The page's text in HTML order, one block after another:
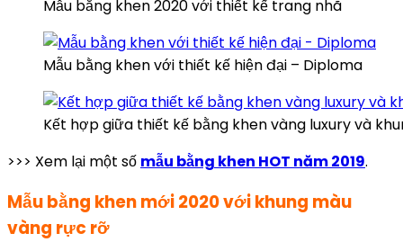
Mẫu bằng khen 2020 với thiết kế trang nhã
Mẫu bằng khen với thiết kế hiện đại – Diploma
Kết hợp giữa thiết kế bằng khen vàng luxury và
>>> Xem lại một số mẫu bằng khen HOT năm 2019.
Mẫu bằng khen mới 2020 với khung màu
vàng rực rỡ